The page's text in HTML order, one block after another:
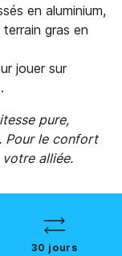
en aluminium,
gras en
jouer sur
pure,
Pour le confort
alliée.
30 jours